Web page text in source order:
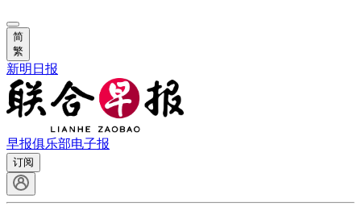
简
繁
新明日报
早报俱乐部电子报
订阅